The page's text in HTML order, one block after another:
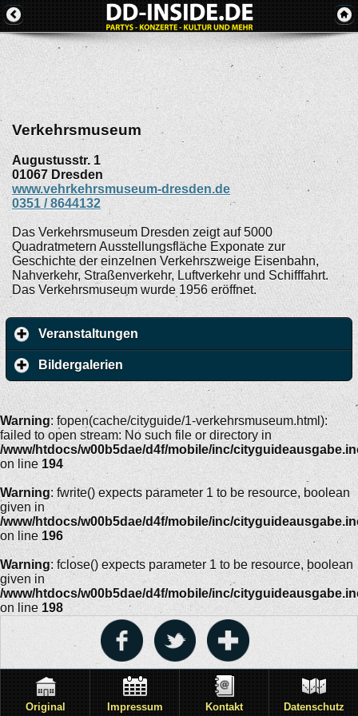
Verkehrsmuseum
Augustusstr. 1
01067 Dresden
www.vehrkehrsmuseum-dresden.de
0351 / 8644132
Das Verkehrsmuseum Dresden zeigt auf 5000
Quadratmetern Ausstellungsfläche Exponate zur
Geschichte der einzelnen Verkehrszweige Eisenbahn,
Nahverkehr, Straßenverkehr, Luftverkehr und Schifffahrt.
Das Verkehrsmuseum wurde 1956 eröffnet.
Veranstaltungen
Bildergalerien
Warning: fopen(cache/cityguide/1-verkehrsmuseum.html):
failed to open stream: No such file or directory in
/www/htdocs/w00b5dae/d4f/mobile/inc/
on line 194
Warning: fwrite() expects parameter 1 to be resource, boolean
given in
/www/htdocs/w00b5dae/d4f/mobile/inc/
on line 196
Warning: fclose() expects parameter 1 to be resource, boolean
given in
/www/htdocs/w00b5dae/d4f/mobile/inc/
on line 198
Original Impressum Kontakt Datenschutz